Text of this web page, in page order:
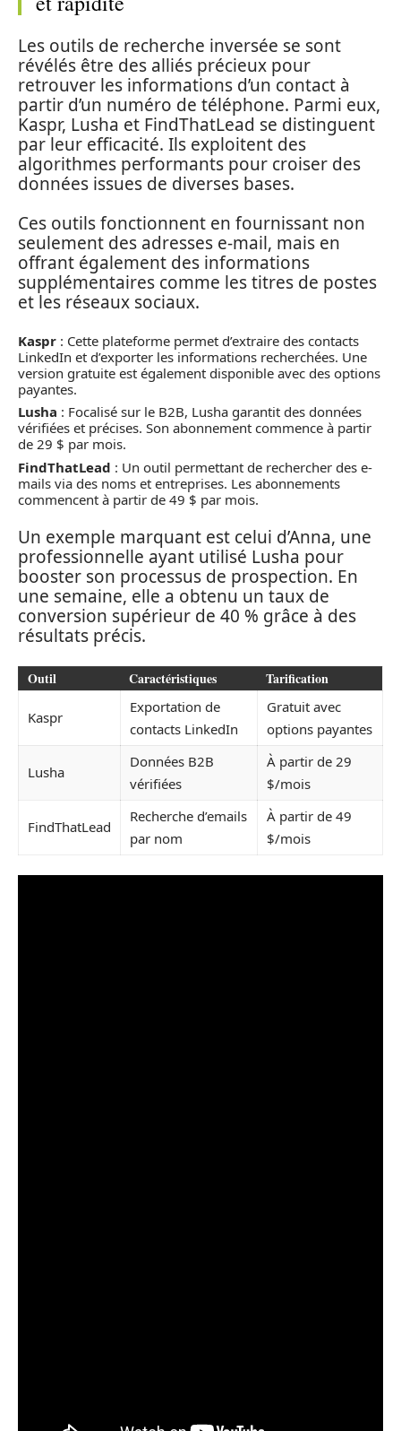
Les outils de recherche inversée se sont
révélés être des alliés précieux pour
retrouver les informations d’un contact à
partir d’un numéro de téléphone. Parmi eux,
Kaspr, Lusha et FindThatLead se distinguent
par leur efficacité. Ils exploitent des
algorithmes performants pour croiser des
données issues de diverses bases.
Ces outils fonctionnent en fournissant non
seulement des adresses e-mail, mais en
offrant également des informations
supplémentaires comme les titres de postes
et les réseaux sociaux.
Kaspr : Cette plateforme permet d’extraire des contacts
LinkedIn et d’exporter les informations recherchées. Une
version gratuite est également disponible avec des options
payantes.
Lusha : Focalisé sur le B2B, Lusha garantit des données
vérifiées et précises. Son abonnement commence à partir
de 29 $ par mois.
FindThatLead : Un outil permettant de rechercher des e-
mails via des noms et entreprises. Les abonnements
commencent à partir de 49 $ par mois.
Un exemple marquant est celui d’Anna, une
professionnelle ayant utilisé Lusha pour
booster son processus de prospection. En
une semaine, elle a obtenu un taux de
conversion supérieur de 40 % grâce à des
résultats précis.
Outil Caractéristiques Tarification
Kaspr
Exportation de
contacts LinkedIn
Gratuit avec
options payantes
Lusha
Données B2B
vérifiées
À partir de 29
$/mois
FindThatLead
Recherche d’emails
par nom
À partir de 49
$/mois